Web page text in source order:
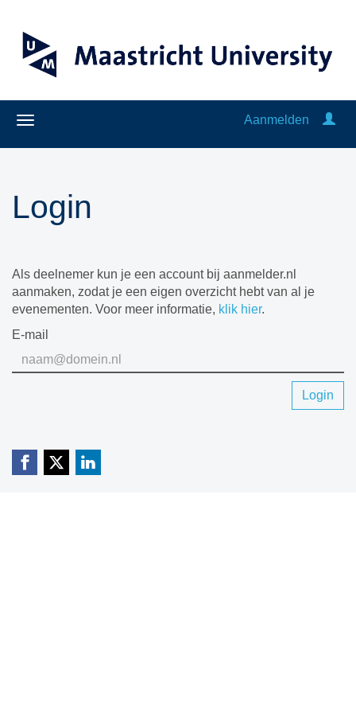
Aanmelden
Login
Als deelnemer kun je een account bij aanmelder.nl
aanmaken, zodat je een eigen overzicht hebt van al je
evenementen. Voor meer informatie, klik hier.
E-mail
Login